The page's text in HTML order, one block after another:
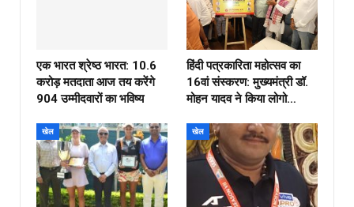
एक भारत श्रेष्ठ भारत: 10.6
करोड़ मतदाता आज तय करेंगे
904 उम्मीदवारों का भविष्य
हिंदी पत्रकारिता महोत्सव का
16वां संस्करण: मुख्यमंत्री डॉ.
मोहन यादव ने किया लोगो…
खेल खेल